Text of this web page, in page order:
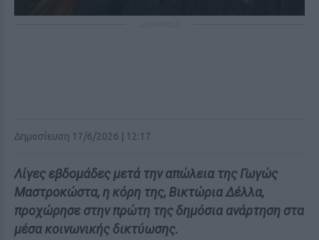
Δημοσίευση 17/6/2026 | 12:17
Λίγες εβδομάδες μετά την απώλεια της Γωγώς
Μαστροκώστα, η κόρη της, Βικτώρια Δέλλα,
προχώρησε στην πρώτη της δημόσια ανάρτηση στα
μέσα κοινωνικής δικτύωσης.